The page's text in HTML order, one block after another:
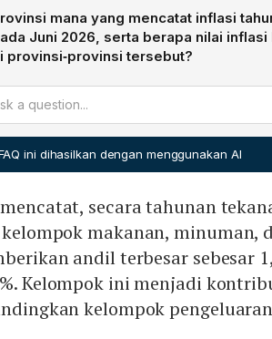
Kelompok makanan, minuman, dan tembakau
inflasi 4,67 % dan memberikan andil 1,36 %
perawatan pribadi dan jasa lainnya
0,69 %.
mana yang mencatat inflasi
Juni 2026, serta berapa nilai
provinsi‑provinsi tersebut?
Pegunungan memiliki inflasi tahunan
Barat tercatat terendah dengan
inflasi tertinggi 2,45 %,
ini dihasilkan dengan menggunakan AI
mencatat, secara tahunan
makanan, minuman,
andil terbesar sebesar
Kelompok ini menjadi
kelompok